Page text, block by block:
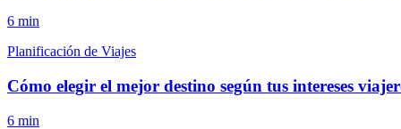
6 min
Planificación de Viajes
Cómo elegir el mejor destino según tus intereses
6 min